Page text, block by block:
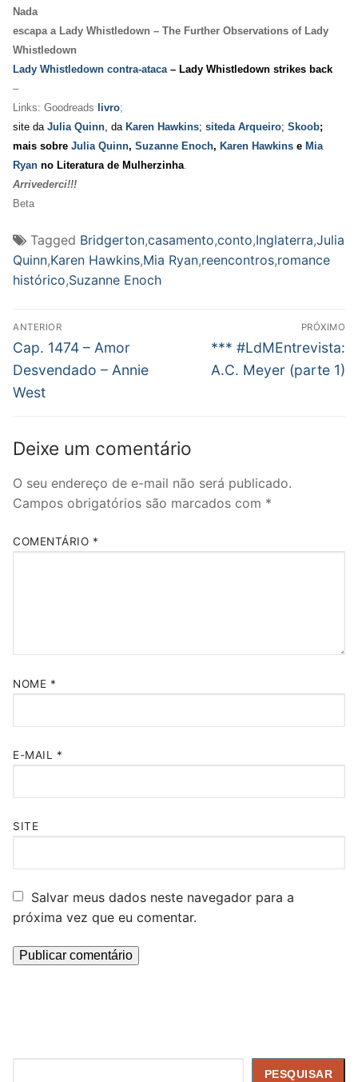
Nada
escapa a Lady Whistledown – The Further Observations of Lady
Whistledown
Lady Whistledown contra-ataca– Lady Whistledown strikes back
–
Links: Goodreads
livro;
site da Julia Quinn, da Karen Hawkins; siteda Arqueiro; Skoob;
mais sobre Julia Quinn, Suzanne Enoch, Karen Hawkins e Mia
Ryan no Literatura de Mulherzinha.
Arrivederci!!!
Beta
Tagged Bridgerton,casamento,conto,Inglaterra,Julia
Quinn,Karen Hawkins,Mia Ryan,reencontros,romance
histórico,Suzanne Enoch
Navegação
de
Post
ANTERIOR
Post
anterior:
Cap. 1474 – Amor
Desvendado – Annie
West
PRÓXIMO
Próximo
post:
*** #LdMEntrevista:
A.C. Meyer (parte 1)
Deixe um comentário
O seu endereço de e-mail não será publicado.
Campos obrigatórios são marcados com *
COMENTÁRIO *
NOME *
E-MAIL *
SITE
Salvar meus dados neste navegador para a
próxima vez que eu comentar.
PESQUISAR